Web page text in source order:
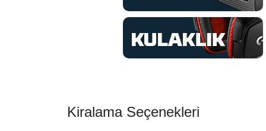
Kiralama Seçenekleri